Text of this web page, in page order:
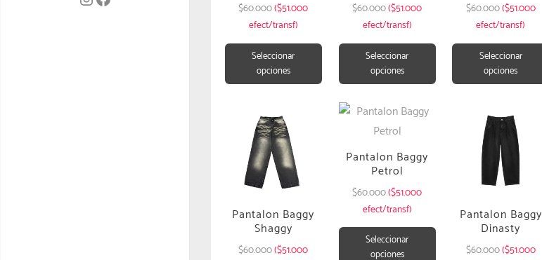
$60.000($51.000
efect/transf)
Seleccionar
opciones
$60.000($51.000
efect/transf)
Seleccionar
opciones
$60.000($51.000
efect/transf)
Seleccionar
opciones
Pantalon Baggy
Shaggy
$60.000($51.000
Pantalon Baggy
Petrol
$60.000($51.000
efect/transf)
Seleccionar
opciones
Pantalon Baggy
Dinasty
$60.000($51.000